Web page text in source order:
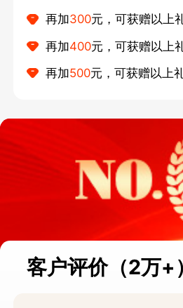
再加300元，可获赠以上
再加400元，可获赠以上
再加500元，可获赠以上
客户评价（2万+）